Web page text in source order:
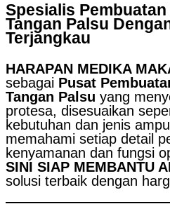
Spesialis
Tangan Palsu
Terjangkau
HARAPAN MEDIKA
sebagai Pusat
Tangan Palsu yang
protesa, disesuaikan
kebutuhan dan jenis
memahami setiap detail
kenyamanan dan fungsi
SINI SIAP MEMBANTU
solusi terbaik dengan